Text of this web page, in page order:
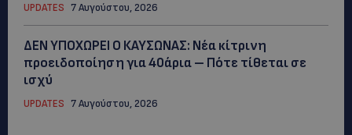
UPDATES 7 Αυγούστου, 2026
ΔΕΝ ΥΠΟΧΩΡΕΙ Ο ΚΑΥΣΩΝΑΣ: Νέα κίτρινη
προειδοποίηση για 40άρια – Πότε τίθεται σε
ισχύ
UPDATES 7 Αυγούστου, 2026